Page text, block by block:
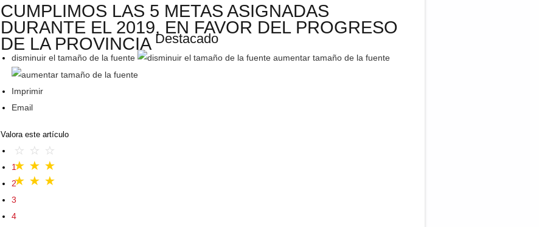
CUMPLIMOS LAS 5 METAS ASIGNADAS
DURANTE EL 2019, EN FAVOR DEL PROGRESO
DE LA PROVINCIA Destacado
disminuir el tamaño de la fuente aumentar tamaño de la fuente
Imprimir
Email
Valora este artículo
1
2
3
4